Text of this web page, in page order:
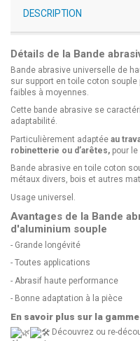
DESCRIPTION
Détails de la Bande
Bande abrasive universelle de
sur support en toile coton
faibles à moyennes.
Cette bande abrasive se
adaptabilité.
Particulièrement adaptée au
robinetterie ou d’arêtes, pour
Bande abrasive en toile coton
métaux divers, bois et autres
Usage universel.
Avantages de la Bande
d'aluminium souple
- Grande longévité
- Toutes applications
- Abrasif haute performance
- Bonne adaptation à la pièce
En savoir plus sur la gamme
Découvrez ou re-